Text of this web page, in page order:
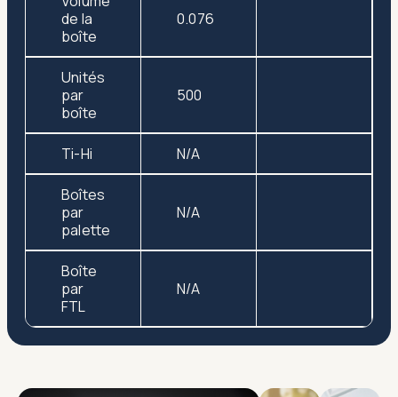
de la
boîte
0.076
Unités
par
boîte
500
Ti-Hi N/A
Boîtes
par
palette
N/A
Boîte
par
FTL
N/A